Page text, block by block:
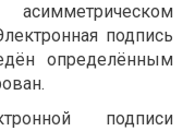
подпись
определённым
подписи